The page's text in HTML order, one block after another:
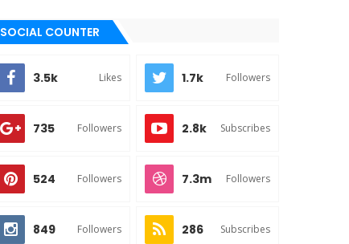
SOCIAL COUNTER
3.5k Likes 1.7k Followers
735 Followers 2.8k Subscribes
524 Followers 7.3m Followers
849 Followers 286 Subscribes